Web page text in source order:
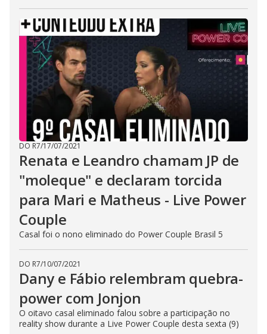
DO R7/17/07/2021
Renata e Leandro chamam JP de
"moleque" e declaram torcida
para Mari e Matheus - Live Power
Couple
Casal foi o nono eliminado do Power Couple Brasil 5
DO R7/10/07/2021
Dany e Fábio relembram quebra-
power com Jonjon
O oitavo casal eliminado falou sobre a participação no
reality show durante a Live Power Couple desta sexta (9)